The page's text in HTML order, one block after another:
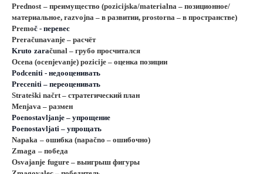
Prednost – преимущество (pozicijska/materialna – позиционное/
материальное, razvojna – в развитии, prostorna – в пространстве)
Premoč - перевес
Preračunavanje – расчёт
Kruto zaračunal – грубо просчитался
Ocena (ocenjevanje) pozicije – оценка позиции
Podceniti - недооценивать
Preceniti – переоценивать
Strateški načrt – стратегический план
Menjava – размен
Poenostavljanje – упрощение
Poenostavljati – упрощать
Napaka – ошибка (napačno – ошибочно)
Zmaga – победа
Osvajanje fugure – выигрыш фигуры